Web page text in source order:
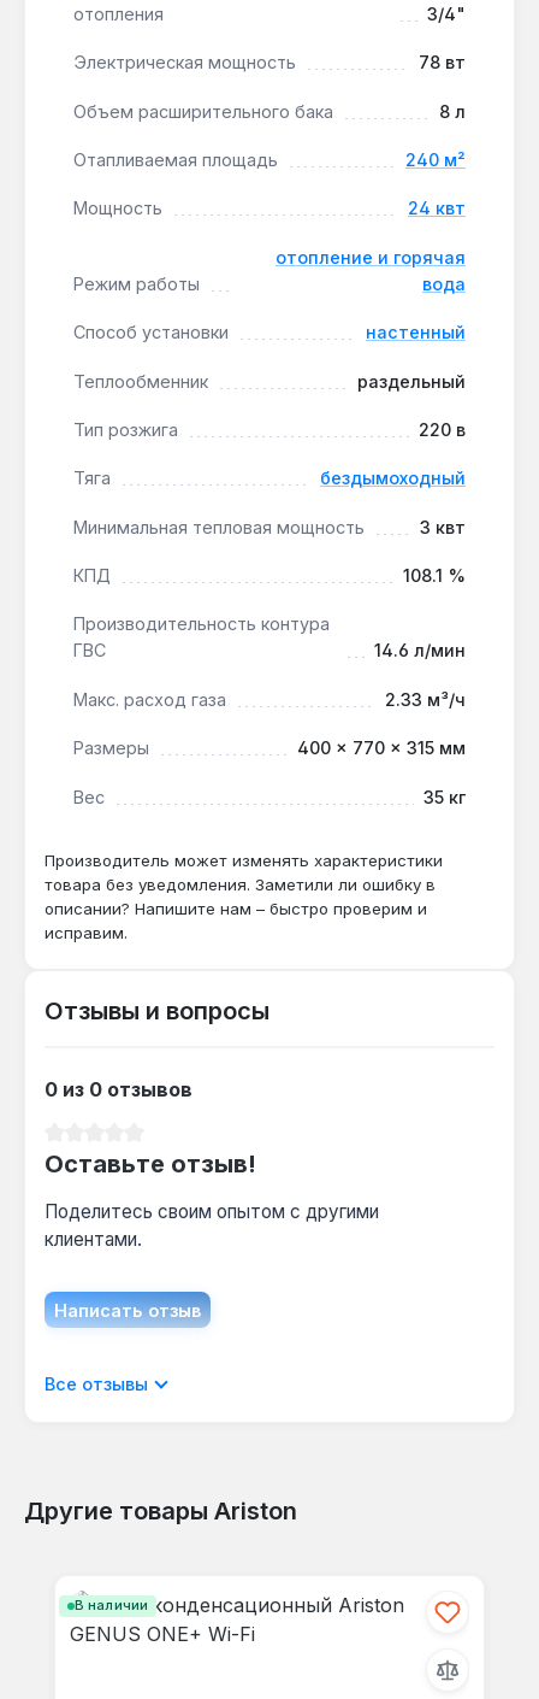
отопления.
водоснабжения частных домов площадью до 240
отоплением. Работает при наружных
температурах до -52 °C, что расширяет
Гарантия 1 год, доставка по Украине.
Подходит ли котел для системы «тёплый
Да — минимальная тепловая мощность 3 кВт
и модуляция пламени позволяют работать с
через смесительный узел.
теплообменник?
Для регионов с жёсткой водой (>7 °dH)
рекомендована ежегодная промывка
108,1% и предотвращает коррозию.
отопления 3/4"
Электрическая мощность 78 вт
Объем расширительного бака 8 л
Отапливаемая площадь 240 м²
Мощность 24 квт
Режим работы
отопление и горячая
вода
Способ установки настенный
Теплообменник раздельный
Тип розжига 220 в
Тяга бездымоходный
Минимальная тепловая мощность 3 квт
КПД 108.1 %
Производительность контура
ГВС
14.6 л/мин
Макс. расход газа 2.33 м³/ч
Размеры 400 × 770 × 315 мм
Вес 35 кг
Производитель может изменять характеристики
товара без уведомления. Заметили ли ошибку в
описании? Напишите нам – быстро проверим и
исправим.
Отзывы и вопросы
0 из 0 отзывов
Оставьте отзыв!
Поделитесь своим опытом с другими
клиентами.
Написать отзыв
Отображать отзывы только на текущем
Все отзывы
Другие товары Ariston
В наличии